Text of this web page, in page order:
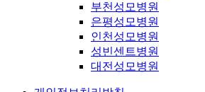
부천성모병원
은평성모병원
인천성모병원
성빈센트병원
대전성모병원